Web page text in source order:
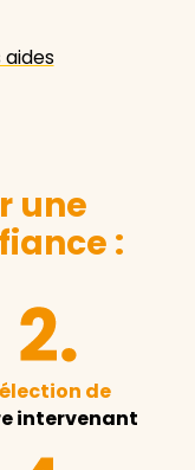
une
:
de
intervenant